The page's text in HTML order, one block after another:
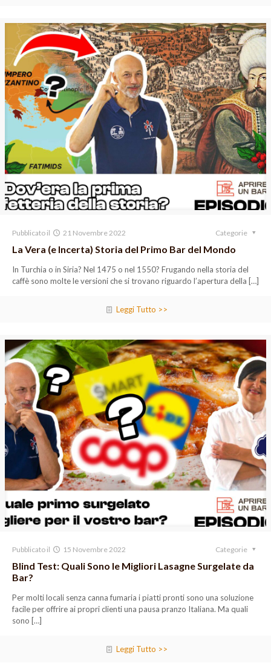
Pubblicato il 21 Novembre 2022 Categorie
La Vera (e Incerta) Storia del Primo Bar del Mondo
In Turchia o in Siria? Nel 1475 o nel 1550? Frugando nella storia del
caffè sono molte le versioni che si trovano riguardo l’apertura della […]
Leggi Tutto >>
Pubblicato il 15 Novembre 2022 Categorie
Blind Test: Quali Sono le Migliori Lasagne Surgelate da
Bar?
Per molti locali senza canna fumaria i piatti pronti sono una soluzione
facile per offrire ai propri clienti una pausa pranzo Italiana. Ma quali
sono […]
Leggi Tutto >>